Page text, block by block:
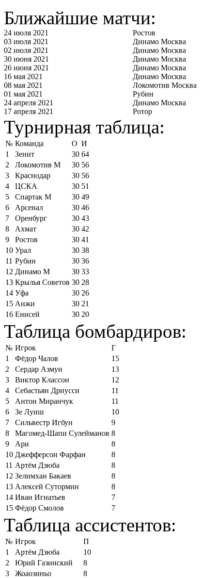
Ближайшие матчи:
24 июля 2021
Ростов
03 июля 2021
Динамо Москва
02 июля 2021
Динамо Москва
30 июня 2021
Динамо Москва
26 июня 2021
Динамо Москва
16 мая 2021
Динамо Москва
08 мая 2021
Локомотив Москва
01 мая 2021
Рубин
24 апреля 2021
Динамо Москва
17 апреля 2021
Ротор
Турнирная таблица:
№ Команда О И
1
Зенит 30 64
2
Локомотив М 30 56
3
Краснодар 30 56
4
ЦСКА 30 51
5
Спартак М 30 49
6
Арсенал 30 46
7
Оренбург 30 43
8
Ахмат 30 42
9
Ростов 30 41
10 Урал 30 38
11 Рубин 30 36
12 Динамо М 30 33
13 Крылья Советов 30 28
14 Уфа 30 26
15 Анжи 30 21
16 Енисей 30 20
Таблица бомбардиров:
№ Игрок
Г
1
Фёдор Чалов
15
2
Сердар Азмун
13
3
Виктор Классон
12
4
Себастьян Дриусси
11
5
Антон Миранчук
11
6
Зе Луиш
10
7
Сильвестр Игбун
9
8
Магомед-Шапи Сулейманов 8
9
Ари
8
10 Джефферсон Фарфан
8
11 Артём Дзюба
8
12 Зелимхан Бакаев
8
13 Алексей Сутормин
8
14 Иван Игнатьев
7
15 Фёдор Смолов 7
Таблица ассистентов:
№ Игрок
П
1
Артём Дзюба
10
2
Юрий Газинский
8
3
Жоаозиньо
8